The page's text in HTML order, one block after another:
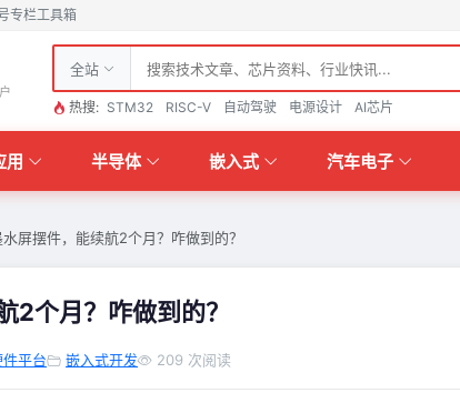
专栏工具箱
全站
热搜: STM32 RISC-V 自动驾驶 电源设计 AI芯片
用 半导体 嵌入式 汽车电子
屏摆件，能续航2个月？咋做到的？
2个月？咋做到的？
平台 嵌入式开发 209 次阅读